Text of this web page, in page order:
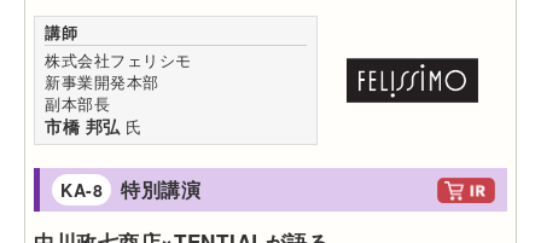
講師
株式会社フェリシモ
新事業開発本部
副本部長
市橋 邦弘 氏
KA-8 特別講演